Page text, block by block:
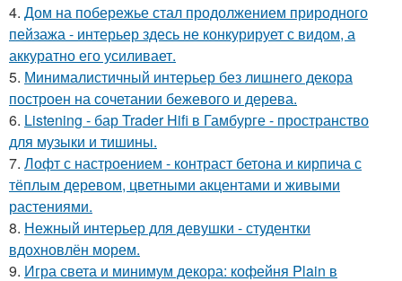
4. Дом на побережье стал продолжением природного
пейзажа - интерьер здесь не конкурирует с видом, а
аккуратно его усиливает.
5. Минималистичный интерьер без лишнего декора
построен на сочетании бежевого и дерева.
6. Listening - бар Trader Hifi в Гамбурге - пространство
для музыки и тишины.
7. Лофт с настроением - контраст бетона и кирпича с
тёплым деревом, цветными акцентами и живыми
растениями.
8. Нежный интерьер для девушки - студентки
вдохновлён морем.
9. Игра света и минимум декора: кофейня Plain в